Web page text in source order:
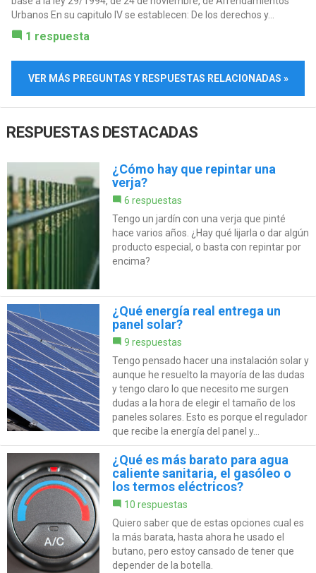
Urbanos En su capitulo IV se establecen: De los derechos y...
1 respuesta
VER MÁS PREGUNTAS Y RESPUESTAS RELACIONADAS »
RESPUESTAS DESTACADAS
¿Cómo hay que repintar una
verja?
6 respuestas
Tengo un jardín con una verja que pinté
hace varios años. ¿Hay qué lijarla o dar algún
producto especial, o basta con repintar por
encima?
¿Qué energía real entrega un
panel solar?
9 respuestas
Tengo pensado hacer una instalación solar y
aunque he resuelto la mayoría de las dudas
y tengo claro lo que necesito me surgen
dudas a la hora de elegir el tamaño de los
paneles solares. Esto es porque el regulador
que recibe la energía del panel y...
¿Qué es más barato para agua
caliente sanitaria, el gasóleo o
los termos eléctricos?
10 respuestas
Quiero saber que de estas opciones cual es
la más barata, hasta ahora he usado el
butano, pero estoy cansado de tener que
depender de la botella.